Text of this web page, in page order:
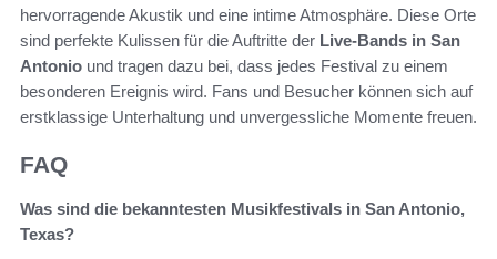
hervorragende Akustik und eine intime Atmosphäre. Diese Orte
sind perfekte Kulissen für die Auftritte der Live-Bands in San
Antonio und tragen dazu bei, dass jedes Festival zu einem
besonderen Ereignis wird. Fans und Besucher können sich auf
erstklassige Unterhaltung und unvergessliche Momente freuen.
FAQ
Was sind die bekanntesten Musikfestivals in San Antonio,
Texas?